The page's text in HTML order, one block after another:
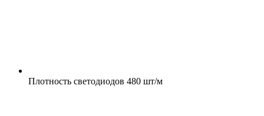
Плотность светодиодов 480 шт/м